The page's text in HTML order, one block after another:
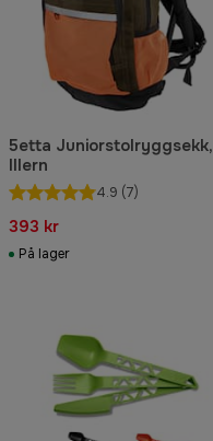
5etta Juniorstolryggsekk,
Illern
4.9 (7)
393 kr
På lager